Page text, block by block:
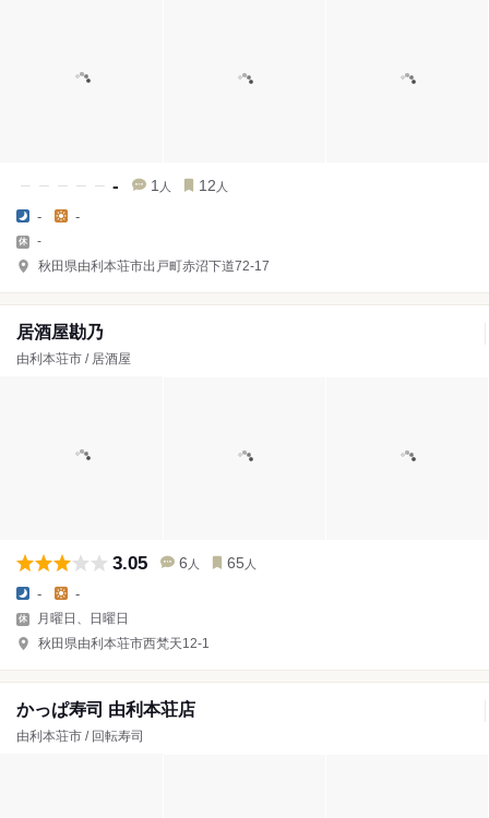
- 1 人 12 人
- -
-
秋田県由利本荘市出戸町赤沼下道72-17
居酒屋勘乃
由利本荘市 / 居酒屋
3.05 6 人 65 人
- -
月曜日、日曜日
秋田県由利本荘市西梵天12-1
かっぱ寿司 由利本荘店
由利本荘市 / 回転寿司